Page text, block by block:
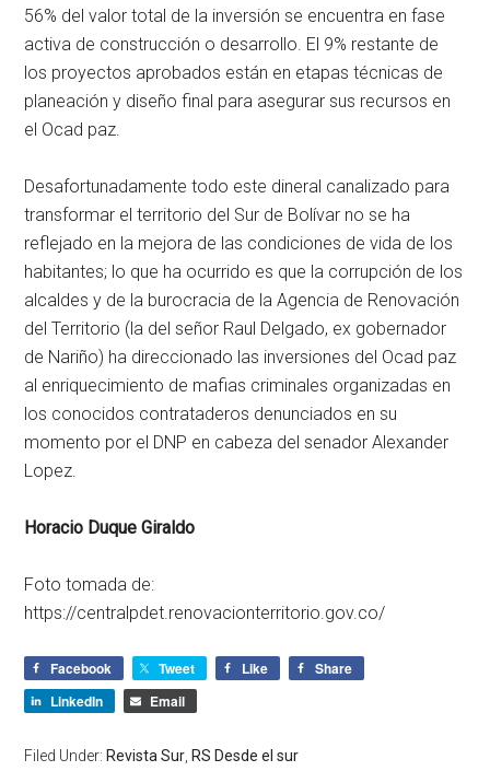
56% del valor total de la inversión se encuentra en fase
activa de construcción o desarrollo. El 9% restante de
los proyectos aprobados están en etapas técnicas de
planeación y diseño final para asegurar sus recursos en
el Ocad paz.
Desafortunadamente todo este dineral canalizado para
transformar el territorio del Sur de Bolívar no se ha
reflejado en la mejora de las condiciones de vida de los
habitantes; lo que ha ocurrido es que la corrupción de los
alcaldes y de la burocracia de la Agencia de Renovación
del Territorio (la del señor Raul Delgado, ex gobernador
de Nariño) ha direccionado las inversiones del Ocad paz
al enriquecimiento de mafias criminales organizadas en
los conocidos contrataderos denunciados en su
momento por el DNP en cabeza del senador Alexander
Lopez.
Horacio Duque Giraldo
Foto tomada de:
https://centralpdet.renovacionterritorio.gov.co/
Facebook Tweet Like
Share
LinkedIn
Email
Filed Under: Revista Sur RS Desde el sur